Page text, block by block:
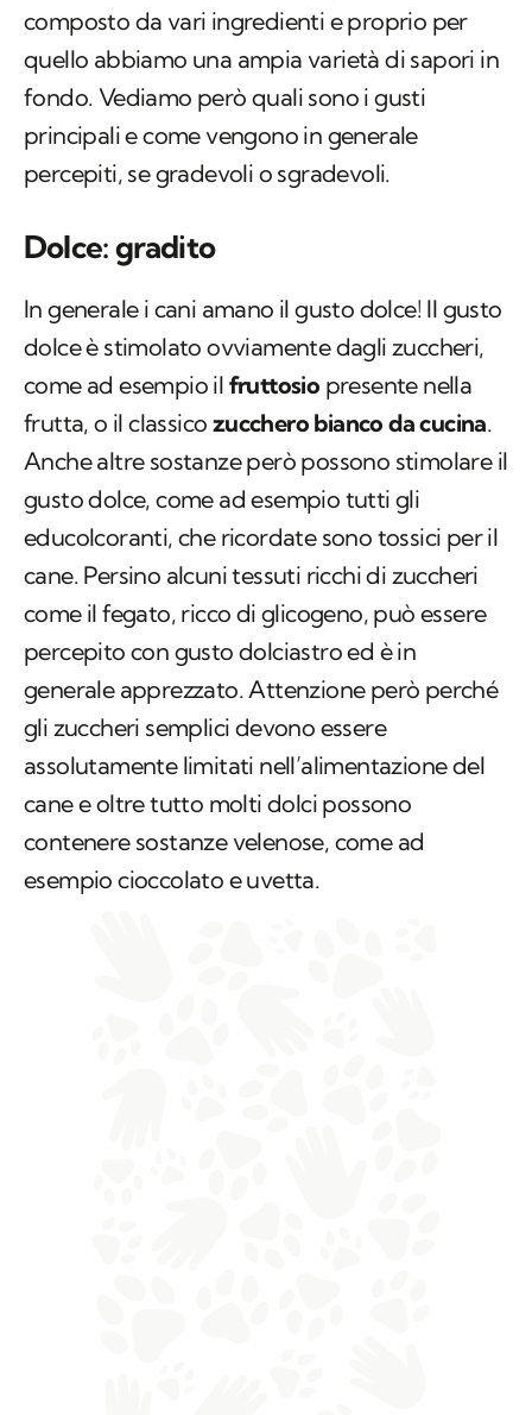
composto da vari ingredienti e proprio per
quello abbiamo una ampia varietà di sapori in
fondo. Vediamo però quali sono i gusti
principali e come vengono in generale
percepiti, se gradevoli o sgradevoli.
Dolce: gradito
In generale i cani amano il gusto dolce! Il gusto
dolce è stimolato ovviamente dagli zuccheri,
come ad esempio il fruttosio presente nella
frutta, o il classico zucchero bianco da cucina.
Anche altre sostanze però possono stimolare il
gusto dolce, come ad esempio tutti gli
educolcoranti, che ricordate sono tossici per il
cane. Persino alcuni tessuti ricchi di zuccheri
come il fegato, ricco di glicogeno, può essere
percepito con gusto dolciastro ed è in
generale apprezzato. Attenzione però perché
gli zuccheri semplici devono essere
assolutamente limitati nell’alimentazione del
cane e oltre tutto molti dolci possono
contenere sostanze velenose, come ad
esempio cioccolato e uvetta.